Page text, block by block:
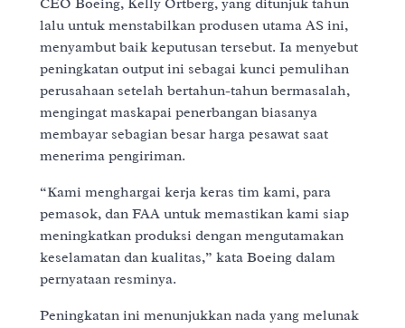
CEO Boeing, Kelly Ortberg, yang ditunjuk tahun
lalu untuk menstabilkan produsen utama AS ini,
menyambut baik keputusan tersebut. Ia menyebut
peningkatan output ini sebagai kunci pemulihan
perusahaan setelah bertahun-tahun bermasalah,
mengingat maskapai penerbangan biasanya
membayar sebagian besar harga pesawat saat
menerima pengiriman.
“Kami menghargai kerja keras tim kami, para
pemasok, dan FAA untuk memastikan kami siap
meningkatkan produksi dengan mengutamakan
keselamatan dan kualitas,” kata Boeing dalam
pernyataan resminya.
Peningkatan ini menunjukkan nada yang melunak